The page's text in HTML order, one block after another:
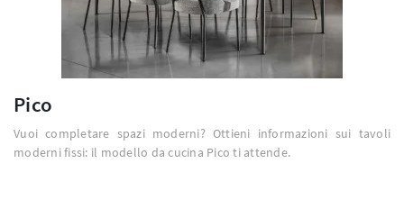
Pico
Vuoi completare spazi moderni? Ottieni informazioni sui tavoli
moderni fissi: il modello da cucina Pico ti attende.